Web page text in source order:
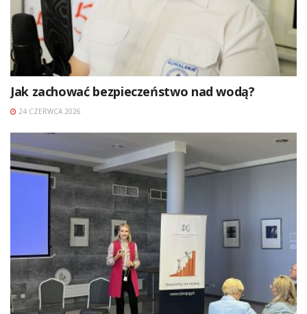
Jak zachować bezpieczeństwo nad wodą?
24 CZERWCA 2026